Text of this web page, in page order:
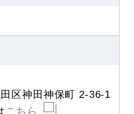
区神田神保町 2-36-1
こちら